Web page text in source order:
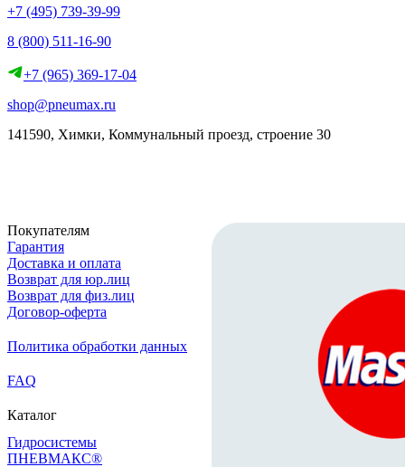
+7 (495) 739-39-99
8 (800) 511-16-90
+7 (965) 369-17-04
shop@pneumax.ru
141590, Химки, Коммунальный проезд, строение 30
Покупателям
Гарантия
Доставка и оплата
Возврат для юр.лиц
Возврат для физ.лиц
Договор-оферта
Политика обработки данных
FAQ
Каталог
Гидросистемы
ПНЕВМАКС®